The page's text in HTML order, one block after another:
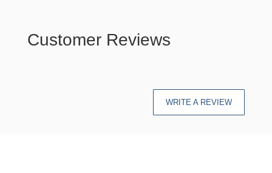
Customer Reviews
WRITE A REVIEW